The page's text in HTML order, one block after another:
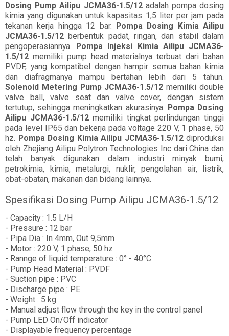
Dosing Pump Ailipu JCMA36-1.5/12adalah pompa dosing
kimia yang digunakan untuk kapasitas 1,5 liter per jam pada
tekanan kerja hingga 12 bar.
Pompa Dosing Kimia Ailipu
JCMA36-1.5/12 berbentuk padat, ringan, dan stabil dalam
pengoperasiannya.
Pompa Injeksi Kimia Ailipu JCMA36-
1.5/12 memiliki pump head materialnya terbuat dari bahan
PVDF, yang kompatibel dengan hampir semua bahan kimia
dan diafragmanya mampu bertahan lebih dari 5 tahun.
Solenoid Metering Pump JCMA36-1.5/12 memiliki double
valve ball, valve seat dan valve cover, dengan sistem
tertutup, sehingga meningkatkan akurasinya. Pompa Dosing
Ailipu JCMA36-1.5/12memiliki tingkat perlindungan tinggi
pada level IP65 dan bekerja pada voltage 220 V, 1 phase, 50
hz. Pompa Dosing Kimia Ailipu JCMA36-1.5/12diproduksi
oleh Zhejiang Ailipu Polytron Technologies Inc dari China dan
telah banyak digunakan dalam industri minyak bumi,
petrokimia, kimia, metalurgi, nuklir, pengolahan air, listrik,
obat-obatan, makanan dan bidang lainnya.
Spesifikasi Dosing Pump Ailipu JCMA36-1.5/12
- Capacity : 1.5 L/H
- Pressure : 12 bar
- Pipa Dia : In 4mm, Out 9,5mm
- Motor : 220 V, 1 phase, 50 hz
- Rannge of liquid temperature : 0° - 40°C
- Pump Head Material : PVDF
- Suction pipe : PVC
- Discharge pipe : PE
- Weight : 5 kg
- Manual adjust flow through the key in the control panel
- Pump LED On/Off indicator
- Displayable frequency percentage